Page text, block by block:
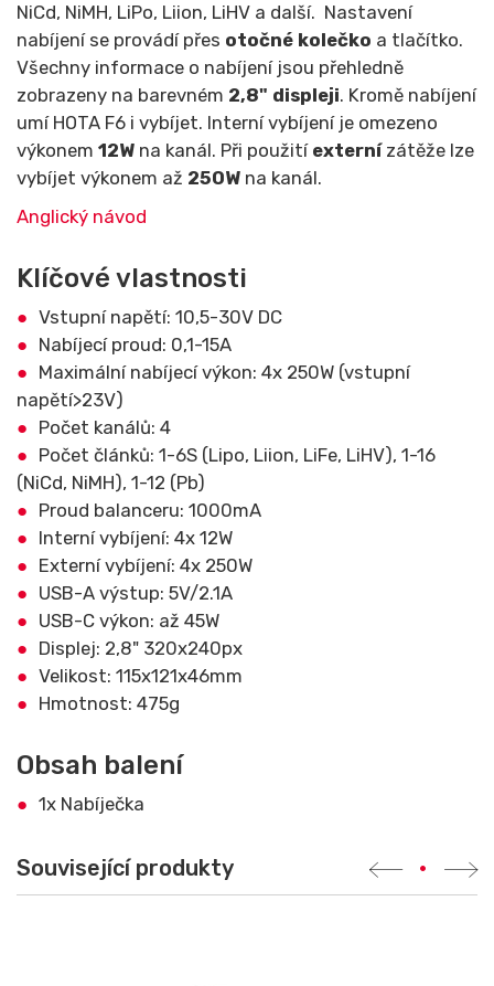
NiCd, NiMH, LiPo, Liion, LiHV a další. Nastavení
nabíjení se provádí přes otočné kolečko a tlačítko.
Všechny informace o nabíjení jsou přehledně
zobrazeny na barevném 2,8" displeji. Kromě nabíjení
umí HOTA F6 i vybíjet. Interní vybíjení je omezeno
výkonem 12W na kanál. Při použití externí zátěže lze
vybíjet výkonem až 250W na kanál.
Anglický návod
Klíčové vlastnosti
Vstupní napětí: 10,5-30V DC
Nabíjecí proud: 0,1-15A
Maximální nabíjecí výkon: 4x 250W (vstupní
napětí>23V)
Počet kanálů: 4
Počet článků: 1-6S (Lipo, Liion, LiFe, LiHV), 1-16
(NiCd, NiMH), 1-12 (Pb)
Proud balanceru: 1000mA
Interní vybíjení: 4x 12W
Externí vybíjení: 4x 250W
USB-A výstup: 5V/2.1A
USB-C výkon: až 45W
Displej: 2,8" 320x240px
Velikost: 115x121x46mm
Hmotnost: 475g
Obsah balení
1x Nabíječka
Související produkty •